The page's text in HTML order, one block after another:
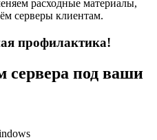
расходные материалы,
серверы клиентам.
профилактика!
под ваши